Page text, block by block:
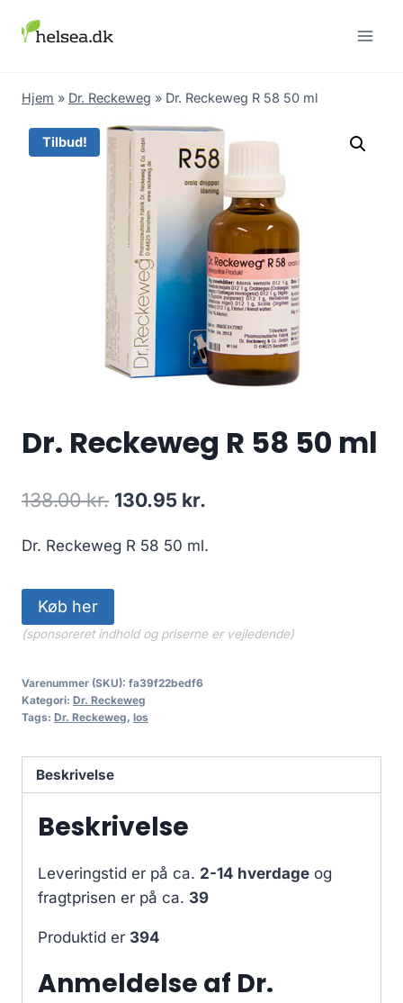
Hjem » Dr. Reckeweg » Dr. Reckeweg R 58 50 ml
Tilbud!
Dr. Reckeweg R 58 50 ml
138.00kr. Den
pris
var:
138.00 kr..
130.95 kr.
Dr. Reckeweg R 58 50 ml.
Køb her
(sponsoreret indhold og priserne er vejledende)
Varenummer (SKU): fa39f22bedf6
Kategori: Dr. Reckeweg
Tags: Dr. Reckeweg, los
Beskrivelse
Beskrivelse
Leveringstid er på ca. 2-14 hverdage og
fragtprisen er på ca. 39
Produktid er 394
Anmeldelse af Dr.